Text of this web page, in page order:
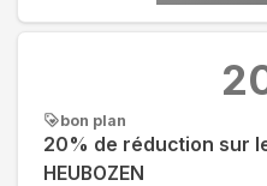
bon plan
20% de réduction sur
HEUBOZEN